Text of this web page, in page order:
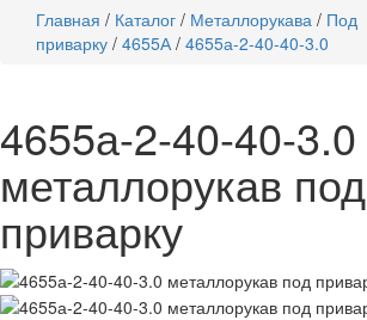
Главная / Каталог / Металлорукава / Под
приварку / 4655А/ 4655а-2-40-40-3.0
4655а-2-40-40-3.0
металлорукав под
приварку